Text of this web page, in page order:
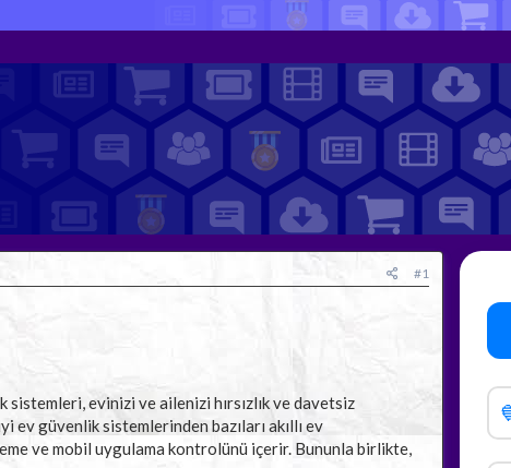
#1
evinizi ve ailenizi hırsızlık ve davetsiz
güvenlik sistemlerinden bazıları akıllı ev
ve mobil uygulama kontrolünü içerir. Bununla birlikte,